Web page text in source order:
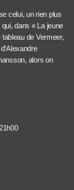
celui, un rien plus
dans « La jeune
de Vermeer,
alors on